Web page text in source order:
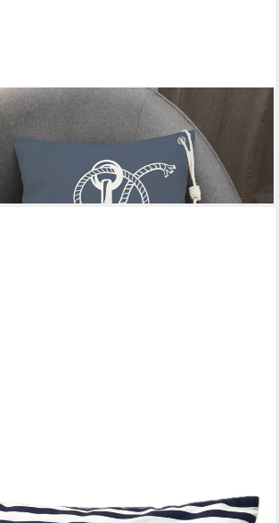
Anker Sylt, Outdoor-Kissen mit Öse und
Kissenhülle * Kompass * blau/weiß/beige,